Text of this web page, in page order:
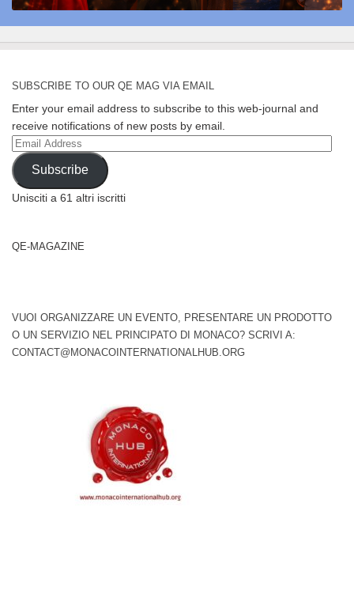
SUBSCRIBE TO OUR QE MAG VIA EMAIL
Enter your email address to subscribe to this web-journal and
receive notifications of new posts by email.
Email
Address
Subscribe
Unisciti a 61 altri iscritti
QE-MAGAZINE
VUOI ORGANIZZARE UN EVENTO, PRESENTARE UN PRODOTTO
O UN SERVIZIO NEL PRINCIPATO DI MONACO? SCRIVI A:
CONTACT@MONACOINTERNATIONALHUB.ORG